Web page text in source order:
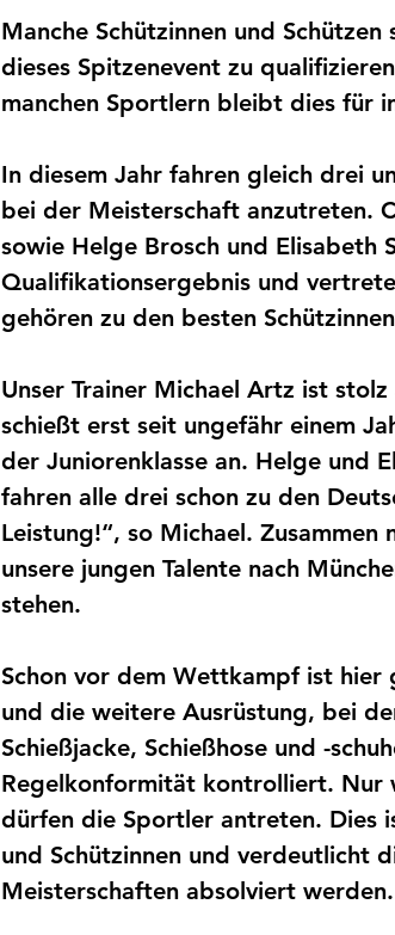
Manche Schützinnen und
dieses Spitzenevent zu
manchen Sportlern bleibt dies für
In diesem Jahr fahren gleich drei
bei der Meisterschaft anzutreten.
sowie Helge Brosch und
Qualifikationsergebnis und
gehören zu den besten
Unser Trainer Michael Artz ist
schießt erst seit ungefähr einem
der Juniorenklasse an. Helge und
fahren alle drei schon zu den
Leistung!“, so Michael.
unsere jungen Talente nach
stehen.
Schon vor dem Wettkampf ist
und die weitere Ausrüstung, bei
Schießjacke, Schießhose und -
Regelkonformität kontrolliert. Nur
dürfen die Sportler antreten. Dies
und Schützinnen und verdeutlicht
Meisterschaften absolviert werden.